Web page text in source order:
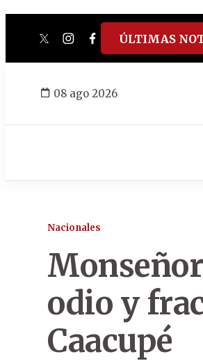
twitterinstagram
facebook
tiktokyoutube
ÚLTIMAS
08 ago 2026
Nacionales
odio y
Caacupé